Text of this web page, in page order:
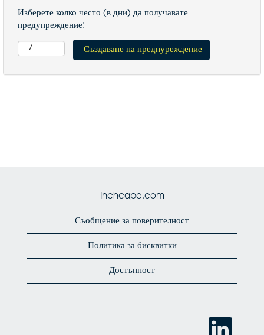
Изберете колко често (в дни) да получавате
предупреждение:
Inchcape.com
Съобщение за поверителност
Политика за бисквитки
Достъпност
О